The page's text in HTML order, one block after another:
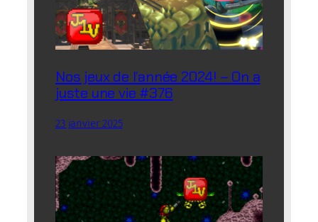
Nos jeux de l’année 2024! – On a
juste une vie #376
23 janvier 2025